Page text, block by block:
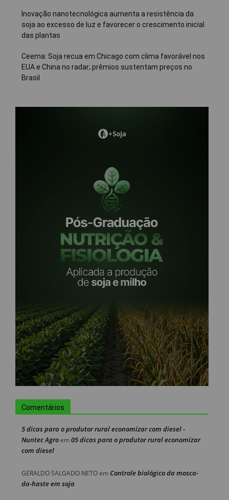
Inovação nanotecnológica aumenta a resistência da
soja ao excesso de luz e favorecer o crescimento inicial
das plantas
Ceema: Soja recua em Chicago com clima favorável nos
EUA e China no radar; prêmios sustentam preços no
Brasil
Comentários
5 dicas para o produtor rural economizar com diesel -
Nuntec Agroem 05 dicas para o produtor rural economizar
com diesel
GERALDO SALGADO NETOem Controle biológico da mosca-
da-haste em soja